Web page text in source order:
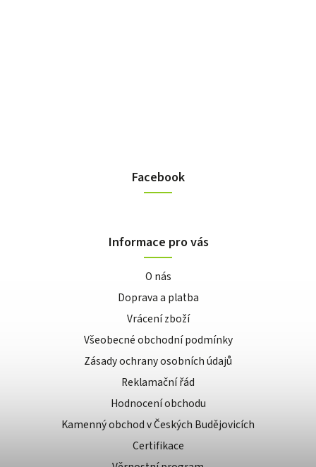
Facebook
Informace pro vás
O nás
Doprava a platba
Vrácení zboží
Všeobecné obchodní podmínky
Zásady ochrany osobních údajů
Reklamační řád
Hodnocení obchodu
Kamenný obchod v Českých Budějovicích
Certifikace